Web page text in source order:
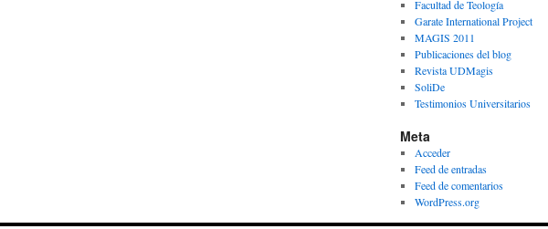
Facultad de Teología
Garate International Project
MAGIS 2011
Publicaciones del blog
Revista UDMagis
SoliDe
Testimonios Universitarios
Meta
Acceder
Feed de entradas
Feed de comentarios
WordPress.org